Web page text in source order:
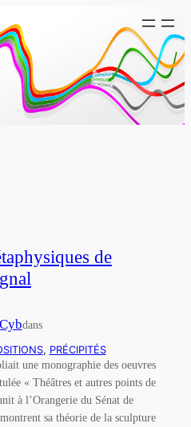
de
dans
, PRÉCIPITÉS
une monographie des oeuvres
« Théâtres et autres points de
à l’Orangerie du Sénat de
sa théorie de la sculpture